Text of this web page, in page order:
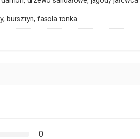
bursztyn, fasola tonka
0